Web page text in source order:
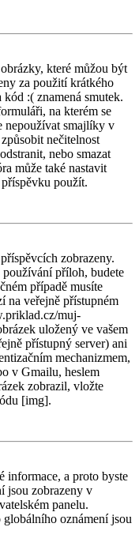
které můžou být
za použití krátkého
:( znamená smutek.
na kterém se
nepoužívat smajlíky v
nečitelnost
nebo smazat
může také nastavit
použít.
zobrazeny.
příloh, budete
případě musíte
na veřejně přístupném
muj-
uložený ve vašem
přístupný server) ani
mechanizmem,
v Gmailu, heslem
zobrazil, vložte
[img].
informace, a proto byste
jsou zobrazeny v
panelu.
oznámení jsou